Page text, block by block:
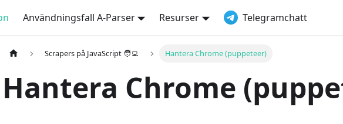
Användningsfall A-Parser Resurser Telegramchatt
Scrapers på JavaScript 🧑‍💻 Hantera Chrome (puppeteer)
Hantera Chrome